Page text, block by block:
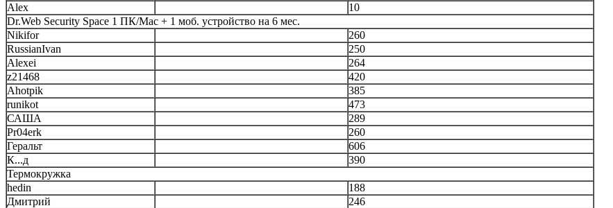
Alex
10
Dr.Web Security Space 1 ПК/Mac + 1 моб. устройство на 6 мес.
Nikifor
260
RussianIvan
250
Alexei
264
z21468
420
Ahotpik
385
runikot
473
САША
289
Pr04erk
260
Геральт
606
К...д
390
Термокружка
hedin
188
Дмитрий
246